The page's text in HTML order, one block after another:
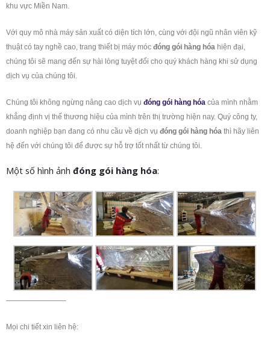
khu vực Miền Nam.
Với quy mô nhà máy sản xuất có diện tích lớn, cùng với đội ngũ nhân viên kỹ
thuật có tay nghề cao, trang thiết bị máy móc đóng gói hàng hóa hiện đại,
chúng tôi sẽ mang đến sự hài lòng tuyệt đối cho quý khách hàng khi sử dụng
dịch vụ của chúng tôi.
Chúng tôi không ngừng nâng cao dịch vụ đóng gói hàng hóa của mình nhằm
khẳng định vị thế thương hiệu của mình trên thị trường hiện nay. Quý công ty,
doanh nghiệp bạn đang có nhu cầu về dịch vụ đóng gói hàng hóa thì hãy liên
hệ đến với chúng tôi để được sự hỗ trợ tốt nhất từ chúng tôi.
Một số hình ảnh đóng gói hàng hóa:
————————-
Mọi chi tiết xin liên hệ: